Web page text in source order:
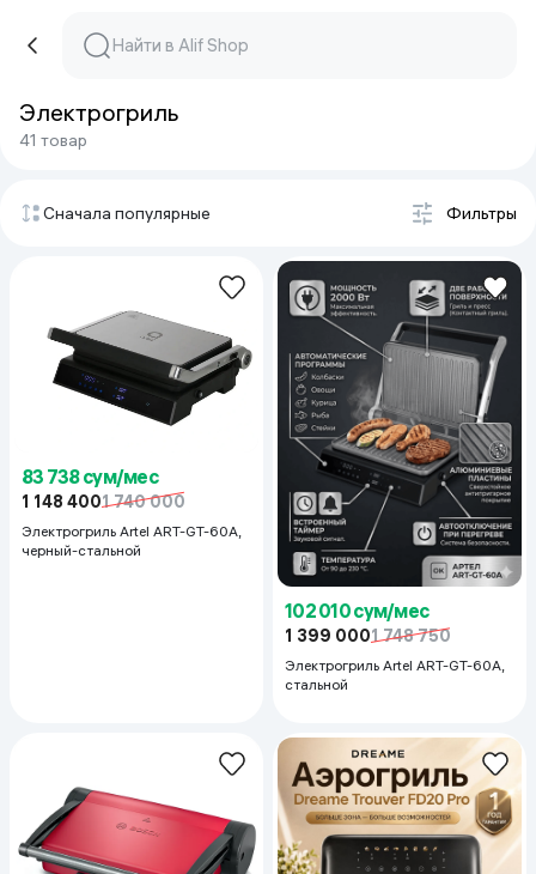
Электрогриль
41 товар
Сначала популярные Фильтры
83 738 сум/мес
1 148 4001 740 000
Электрогриль Artel ART-GT-60A,
черный-стальной
102 010 сум/мес
1 399 0001 748 750
Электрогриль Artel ART-GT-60A,
стальной